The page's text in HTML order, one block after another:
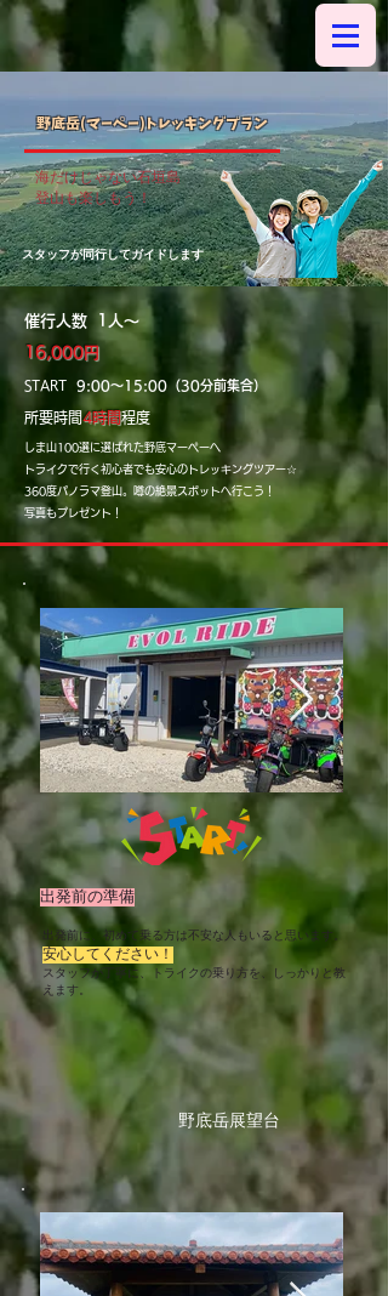
野底岳(マーペー)トレッキングプラン
海だけじゃない石垣島
​登山も楽しもう！
​スタッフが同行してガイドします
催行人数 1人～
16,000円
START 9:00～15:00 （30分前集合）
所要時間4時間程度
しま山100選に選ばれた野底マーペーへ
トライクで行く初心者でも安心のトレッキングツアー☆
360度パノラマ登山。噂の絶景スポットへ行こう！
写真もプレゼント！
​出発前の準備
​出発前に、初めて乗る方は不安な人もいると思います。
安心してください！
​スタッフが丁寧に、トライクの乗り方を、しっかりと教
えます。
野底岳展望台